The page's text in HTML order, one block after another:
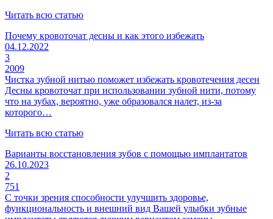
Читать всю статью
Почему кровоточат десны и как этого избежать
04.12.2022
3
2009
Чистка зубной нитью поможет избежать кровотечения десен
Десны кровоточат при использовании зубной нити, потому
что на зубах, вероятно, уже образовался налет, из-за
которого…
Читать всю статью
Варианты восстановления зубов с помощью имплантатов
26.10.2023
2
751
С точки зрения способности улучшить здоровье,
функциональность и внешний вид Вашей улыбки зубные